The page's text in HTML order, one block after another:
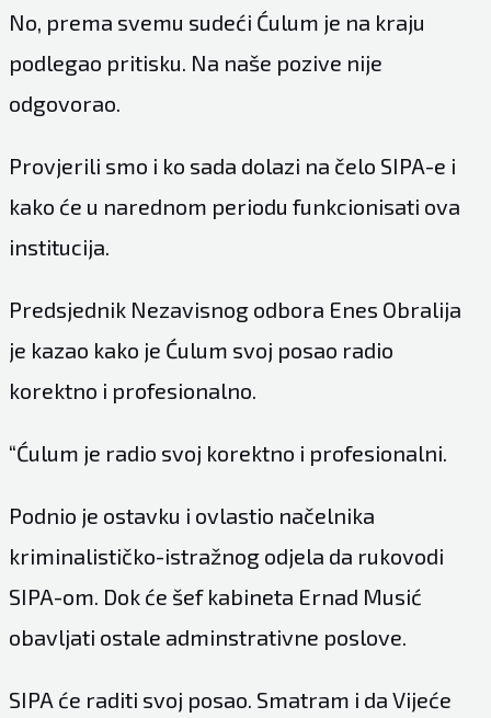
No, prema svemu sudeći Ćulum je na kraju
podlegao pritisku. Na naše pozive nije
odgovorao.
Provjerili smo i ko sada dolazi na čelo SIPA-e i
kako će u narednom periodu funkcionisati ova
institucija.
Predsjednik Nezavisnog odbora Enes Obralija
je kazao kako je Ćulum svoj posao radio
korektno i profesionalno.
“Ćulum je radio svoj korektno i profesionalni.
Podnio je ostavku i ovlastio načelnika
kriminalističko-istražnog odjela da rukovodi
SIPA-om. Dok će šef kabineta Ernad Musić
obavljati ostale adminstrativne poslove.
SIPA će raditi svoj posao. Smatram i da Vijeće